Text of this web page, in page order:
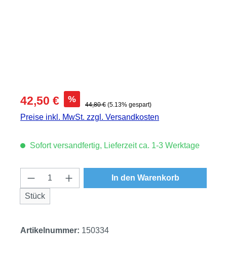
Verkaufspreis:
42,50 € % Regulärer Preis:
44,80 € (5.13% gespart)
Preise inkl. MwSt. zzgl. Versandkosten
Sofort versandfertig, Lieferzeit ca. 1-3 Werktage
Produkt Anzahl: Gib den gewünschten
Stück
In den Warenkorb
Artikelnummer: 150334